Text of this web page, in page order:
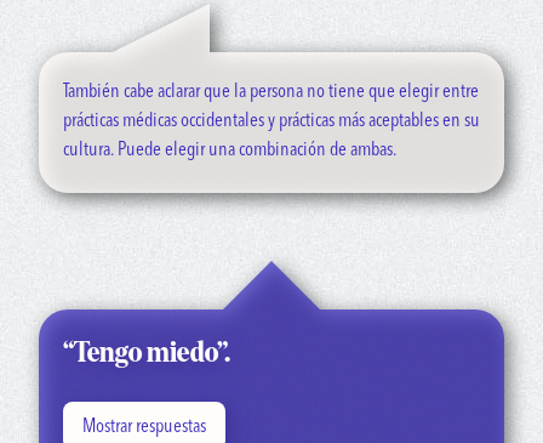
También cabe aclarar que la persona no tiene que elegir entre
prácticas médicas occidentales y prácticas más aceptables en su
cultura. Puede elegir una combinación de ambas.
“Tengo miedo”.
Mostrar respuestas